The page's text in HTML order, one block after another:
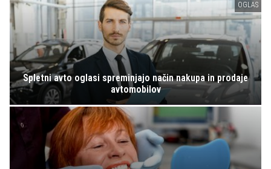
OGLAS
Spletni avto oglasi spreminjajo način nakupa in prodaje
avtomobilov